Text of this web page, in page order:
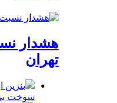
هشدار
تهران
بنزین
سوخت